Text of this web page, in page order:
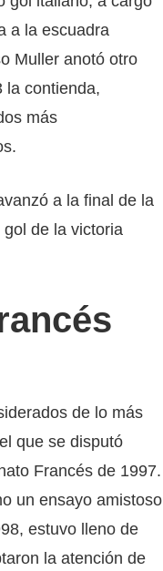
a la escuadra
Muller anotó otro
la contienda,
más
a la final de la
de la victoria
de lo más
que se disputó
Francés de 1997.
un ensayo amistoso
estuvo lleno de
la atención de